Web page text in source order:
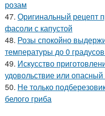
розам
47. Оригинальный рецепт
фасоли с капустой
48. Розы спокойно
температуры до 0
49. Искусство
удовольствие или опасный
50. Не только
белого гриба